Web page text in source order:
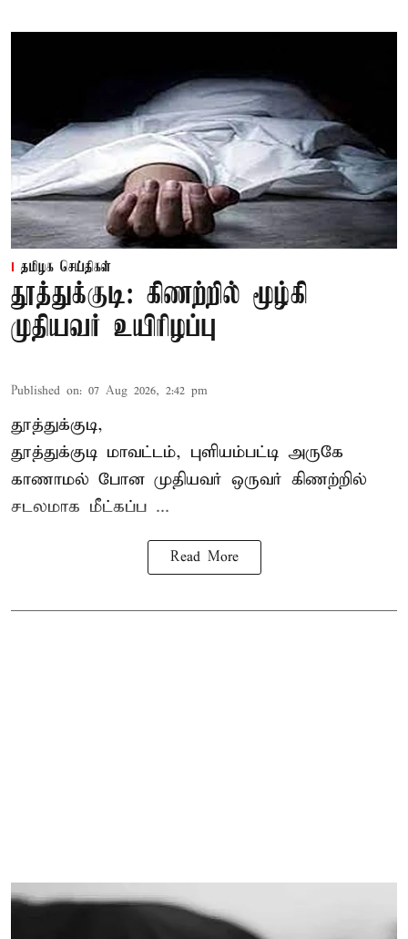
தமிழக செய்திகள்
தூத்துக்குடி: கிணற்றில் மூழ்கி
முதியவர் உயிரிழப்பு
Published on: 07 Aug 2026, 2:42 pm
தூத்துக்குடி,
தூத்துக்குடி மாவட்டம், புளியம்பட்டி அருகே
காணாமல் போன முதியவர் ஒருவர் கிணற்றில்
சடலமாக மீட்கப்ப ...
Read More